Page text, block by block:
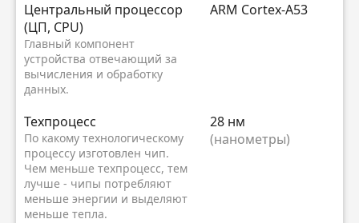
Центральный процессор
(ЦП, CPU)
Главный компонент
устройства отвечающий за
вычисления и обработку
данных.
ARM Cortex-A53
Техпроцесс
По какому технологическому
процессу изготовлен чип.
Чем меньше техпроцесс, тем
лучше - чипы потребляют
меньше энергии и выделяют
меньше тепла.
28 нм
(нанометры)